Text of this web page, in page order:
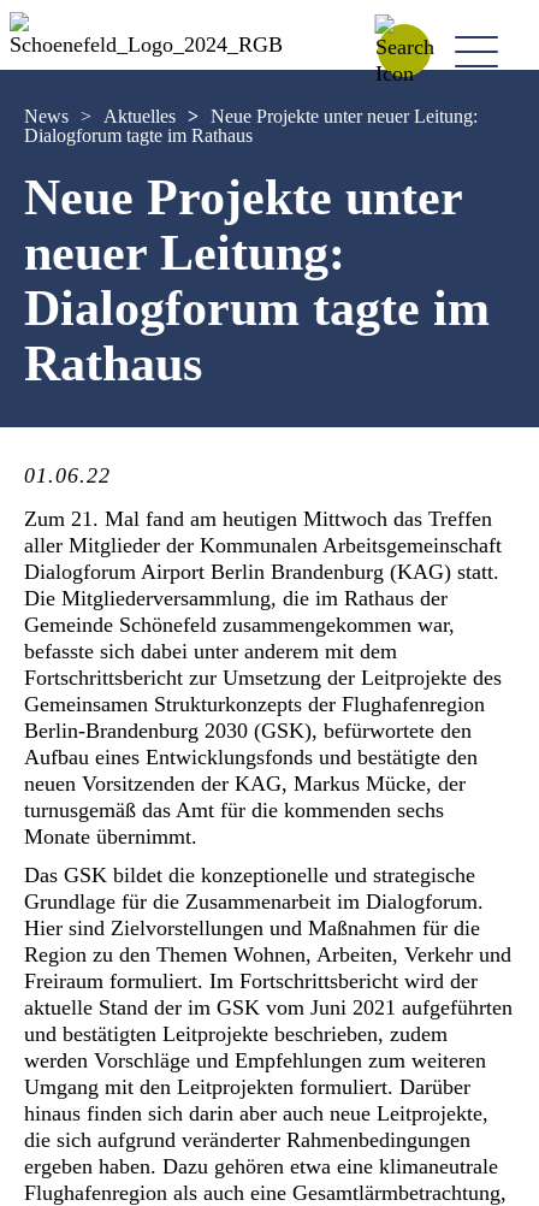
News > Aktuelles > Neue Projekte unter neuer Leitung:
Dialogforum tagte im Rathaus
Neue Projekte unter
neuer Leitung:
Dialogforum tagte im
Rathaus
01.06.22
Zum 21. Mal fand am heutigen Mittwoch das Treffen
aller Mitglieder der Kommunalen Arbeitsgemeinschaft
Dialogforum Airport Berlin Brandenburg (KAG) statt.
Die Mitgliederversammlung, die im Rathaus der
Gemeinde Schönefeld zusammengekommen war,
befasste sich dabei unter anderem mit dem
Fortschrittsbericht zur Umsetzung der Leitprojekte des
Gemeinsamen Strukturkonzepts der Flughafenregion
Berlin-Brandenburg 2030 (GSK), befürwortete den
Aufbau eines Entwicklungsfonds und bestätigte den
neuen Vorsitzenden der KAG, Markus Mücke, der
turnusgemäß das Amt für die kommenden sechs
Monate übernimmt.
Das GSK bildet die konzeptionelle und strategische
Grundlage für die Zusammenarbeit im Dialogforum.
Hier sind Zielvorstellungen und Maßnahmen für die
Region zu den Themen Wohnen, Arbeiten, Verkehr und
Freiraum formuliert. Im Fortschrittsbericht wird der
aktuelle Stand der im GSK vom Juni 2021 aufgeführten
und bestätigten Leitprojekte beschrieben, zudem
werden Vorschläge und Empfehlungen zum weiteren
Umgang mit den Leitprojekten formuliert. Darüber
hinaus finden sich darin aber auch neue Leitprojekte,
die sich aufgrund veränderter Rahmenbedingungen
ergeben haben. Dazu gehören etwa eine klimaneutrale
Flughafenregion als auch eine Gesamtlärmbetrachtung,